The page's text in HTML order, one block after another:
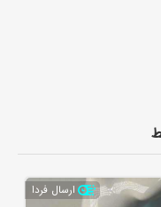
ارسال فردا